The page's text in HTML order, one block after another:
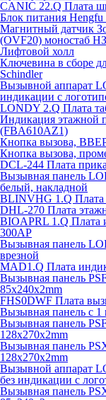
CANIC 22.Q Плата
Блок питания
Магнитный датчик
(OVF20) моностаб
Лифтовой холл
Ключевина в сборе
Schindler
Вызывной аппарат
индикации с
LONDY 2.Q Плата
Индикация этажной
(FBA610AZ1)
Кнопка вызова,
Кнопка вызова,
DCL-244 Плата
Вызывная панель
белый, накладной
BLINVHG 1.Q Плата
DHL-270 Плата
BIOAPRL 1.Q Плата
300AP
Вызывная панель
врезной
MAD1.Q Плата
Вызывная панель
85х240х2mm
FHS0DWF Плата
Вызывная панель с
Вызывная панель
128х270х2mm
Вызывная панель
128х270х2mm
Вызывной аппарат
без индикации с
Вызывная панель